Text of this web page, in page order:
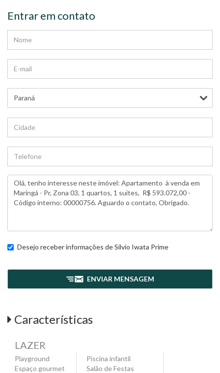
Entrar em contato
Desejo receber informações deSilvio Iwata Prime
ENVIAR MENSAGEM
Características
LAZER
Playground
Espaço gourmet
Piscina infantil
Salão de Festas